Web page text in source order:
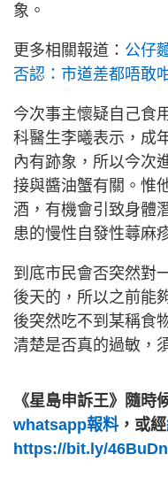
象。
更多相關報道： 公仔
否認：市道差都唔敢
今次事主懷疑自己食
科醫生李曦表示，成
內有跡象，所以今次
接與醬油蟹有關。惟
酒，有機會引致身體
患的慢性自發性蕁麻
到底市民會否突然對
後天的，所以之前能
後突然吃不到某稱食
清楚是否真的過敏，
《星島申訴王》隨時
whatsapp報料，或經
https://bit.ly/